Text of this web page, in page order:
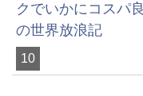
クでいかにコスパ
の世界放浪記
10